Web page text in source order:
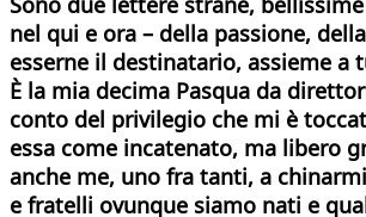
nel qui e ora – della passione,
esserne il destinatario, assieme
È la mia decima Pasqua da
conto del privilegio che mi è
essa come incatenato, ma libero
anche me, uno fra tanti, a
e fratelli ovunque siamo nati e